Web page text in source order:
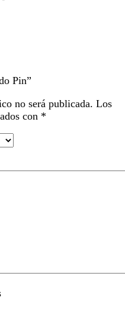
Pin”
no será publicada. Los
con *